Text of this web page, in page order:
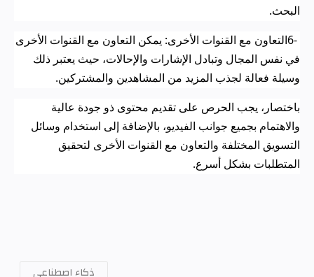
البحث.
6-التعاون مع القنوات الأخرى: يمكن التعاون مع القنوات الأخرى
في نفس المجال وتبادل الإشارات والإحالات، حيث يعتبر ذلك
وسيلة فعالة لجذب المزيد من المشاهدين والمشتركين.
باختصار، يجب الحرص على تقديم محتوى ذو جودة عالية
والاهتمام بجميع جوانب الفيديو، بالإضافة إلى استخدام وسائل
التسويق المختلفة والتعاون مع القنوات الأخرى لتحقيق
المتطلبات بشكل أسرع.
ذكاء اصطناعي